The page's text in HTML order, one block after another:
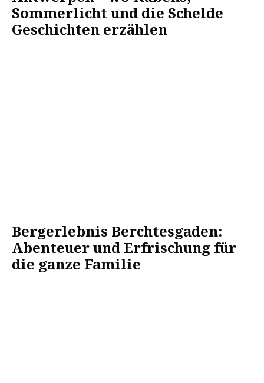
Sommerlicht und die Schelde
Geschichten erzählen
Bergerlebnis Berchtesgaden:
Abenteuer und Erfrischung für
die ganze Familie